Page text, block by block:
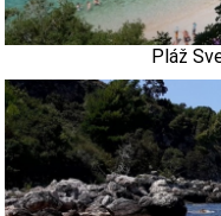
Pláž